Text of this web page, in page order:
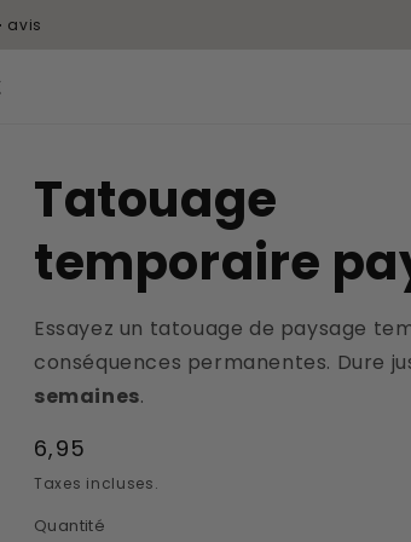
avis
Tatouage
temporaire
Essayez un tatouage de paysage
conséquences permanentes. Dure
semaines.
Prix
habituel
6,95
Taxes incluses.
Quantité